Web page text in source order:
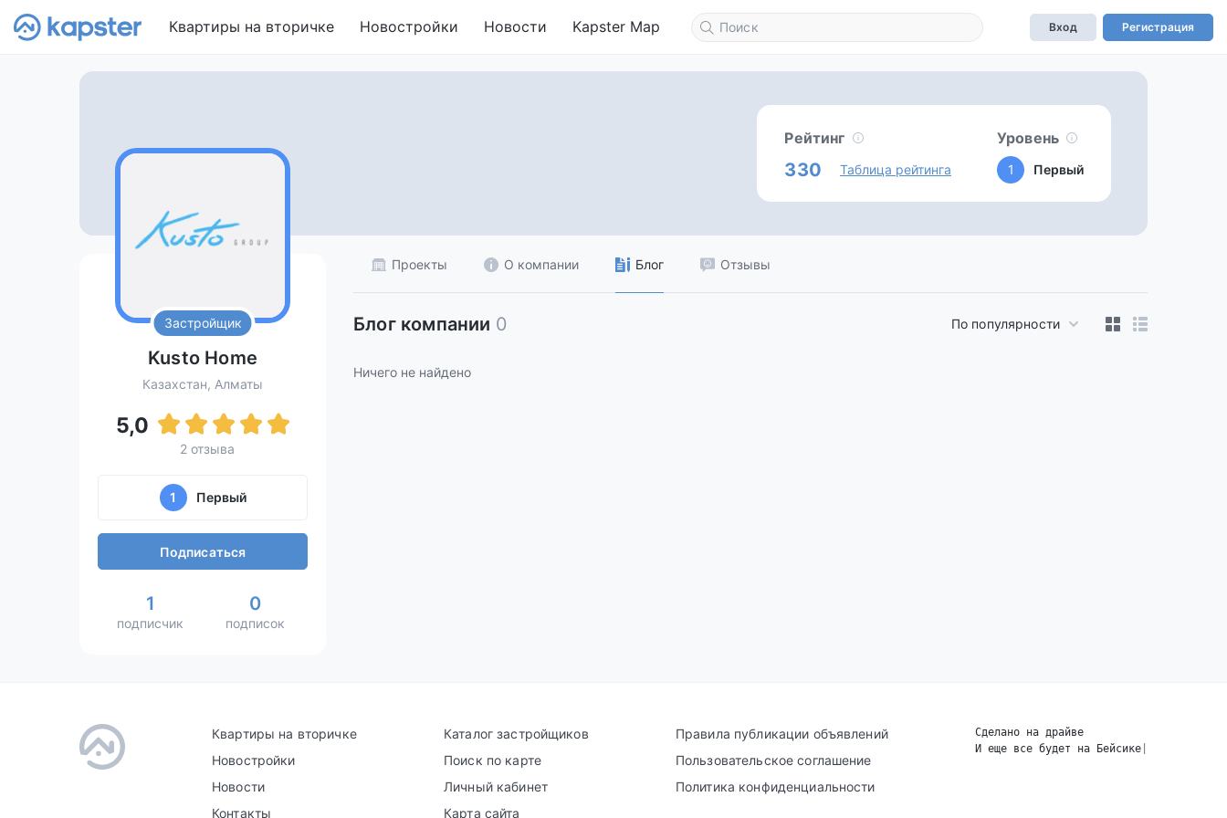
Квартиры на вторичке Новостройки Новости Kapster Map Вход Регистрация
Рейтинг
330 Таблица рейтинга
Уровень
1 Первый
Застройщик
Kusto Home
Казахстан, Алматы
5,0
2 отзыва
1 Первый
Подписаться
1
подписчик
0
подписок
Проекты О компании Блог Отзывы
Блог компании 0 По популярности
Ничего не найдено
Квартиры на вторичке
Новостройки
Новости
Контакты
Каталог застройщиков
Поиск по карте
Личный кабинет
Карта сайта
Правила публикации объявлений
Пользовательское соглашение
Политика конфиденциальности
Сделано на драйве
И еще все будет на Бейсике